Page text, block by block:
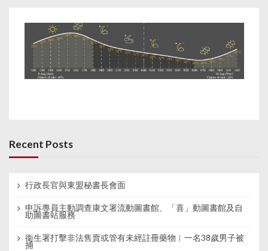
Recent Posts
行政長官與東盟秘書長會面
申訴專員主動調查康文署流動圖書館、「喜」動圖書館及自
助圖書站服務
衞生署打擊非法售賣或管有未經註冊藥物︱一名38歲男子被
捕